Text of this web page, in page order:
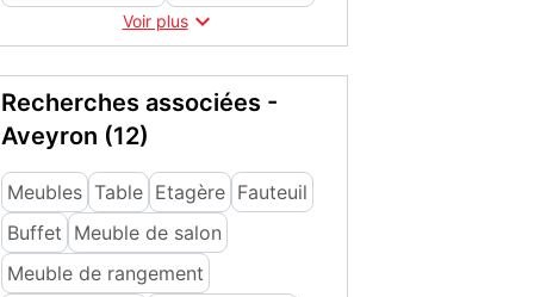
Voir plus
Recherches associées -
Aveyron (12)
Meubles Table Etagère Fauteuil
Buffet Meuble de salon
Meuble de rangement